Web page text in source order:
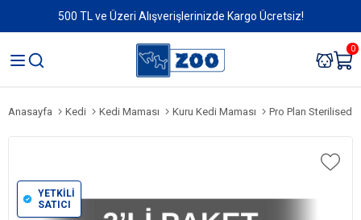
500 TL ve Üzeri Alışverişlerinizde Kargo Ücretsiz!
0
Anasayfa Kedi Kedi Maması Kuru Kedi Maması Pro Plan Sterilised
YETKİLİ
SATICI